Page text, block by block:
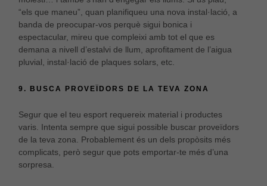
“els que maneu”, quan planifiqueu una nova instal·lació, a
banda de preocupar-vos perquè sigui bonica i
espectacular, mireu que compleixi amb tot el que es
demana a nivell d’estalvi de llum, aprofitament de l’aigua
pluvial, instal·lació de plaques solars, etc.
9. BUSCA PROVEÏDORS DE LA TEVA ZONA
Segur que el teu esport requereix material i productes
varis. Intenta sempre que sigui possible buscar proveïdors
de la teva zona. Probablement és un dels propòsits més
complicats, però segur que pots emportar-te més d’una
sorpresa.